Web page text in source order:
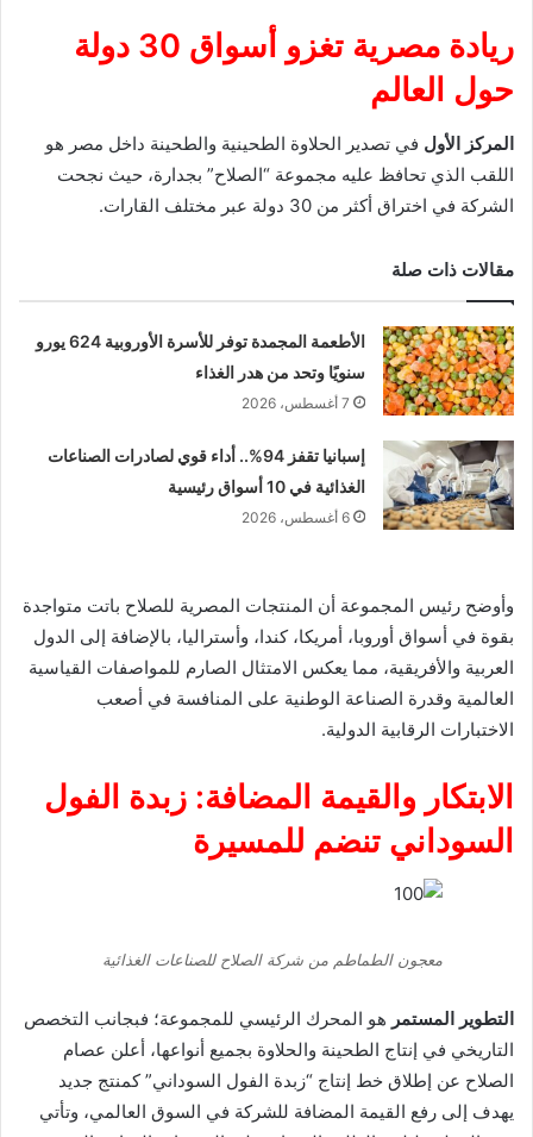
ريادة مصرية تغزو أسواق 30 دولة
حول العالم
المركز الأول في تصدير الحلاوة الطحينية والطحينة داخل مصر هو
اللقب الذي تحافظ عليه مجموعة “الصلاح” بجدارة، حيث نجحت
الشركة في اختراق أكثر من 30 دولة عبر مختلف القارات.
مقالات ذات صلة
الأطعمة المجمدة توفر للأسرة الأوروبية 624 يورو
سنويًا وتحد من هدر الغذاء
7 أغسطس، 2026
إسبانيا تقفز 94%.. أداء قوي لصادرات الصناعات
الغذائية في 10 أسواق رئيسية
6 أغسطس، 2026
وأوضح رئيس المجموعة أن المنتجات المصرية للصلاح باتت متواجدة
بقوة في أسواق أوروبا، أمريكا، كندا، وأستراليا، بالإضافة إلى الدول
العربية والأفريقية، مما يعكس الامتثال الصارم للمواصفات القياسية
العالمية وقدرة الصناعة الوطنية على المنافسة في أصعب
الاختبارات الرقابية الدولية.
الابتكار والقيمة المضافة: زبدة الفول
السوداني تنضم للمسيرة
معجون الطماطم من شركة الصلاح للصناعات الغذائية
التطوير المستمر هو المحرك الرئيسي للمجموعة؛ فبجانب التخصص
التاريخي في إنتاج الطحينة والحلاوة بجميع أنواعها، أعلن عصام
الصلاح عن إطلاق خط إنتاج “زبدة الفول السوداني” كمنتج جديد
يهدف إلى رفع القيمة المضافة للشركة في السوق العالمي، وتأتي